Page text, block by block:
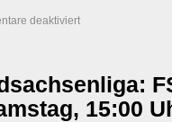
deaktiviert
15:00